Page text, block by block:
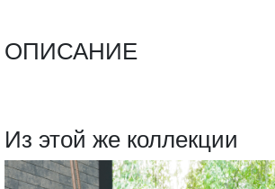
ОПИСАНИЕ
Из этой же коллекции